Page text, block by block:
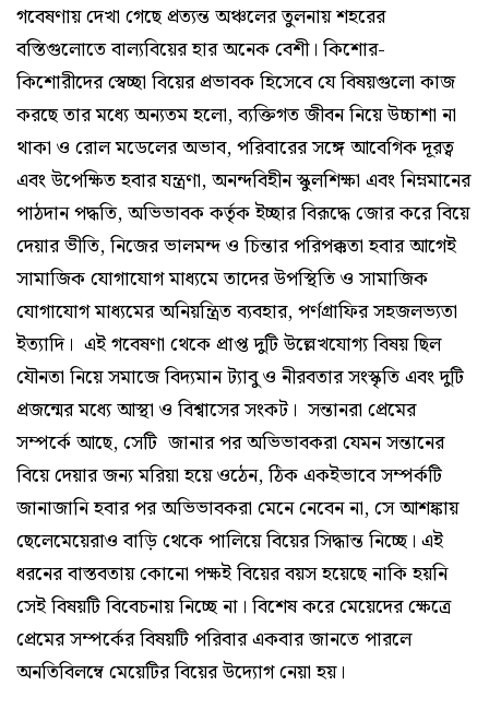
গবেষণায় দেখা গেছে প্রত্যন্ত অঞ্চলের তুলনায় শহরের
বস্তিগুলোতে বাল্যবিয়ের হার অনেক বেশী। কিশোর-
কিশোরীদের স্বেচ্ছা বিয়ের প্রভাবক হিসেবে যে বিষয়গুলো কাজ
করছে তার মধ্যে অন্যতম হলো, ব্যক্তিগত জীবন নিয়ে উচ্চাশা না
থাকা ও রোল মডেলের অভাব, পরিবারের সঙ্গে আবেগিক দূরত্ব
এবং উপেক্ষিত হবার যন্ত্রণা, অনন্দবিহীন স্কুলশিক্ষা এবং নিম্নমানের
পাঠদান পদ্ধতি, অভিভাবক কর্তৃক ইচ্ছার বিরূদ্ধে জোর করে বিয়ে
দেয়ার ভীতি, নিজের ভালমন্দ ও চিন্তার পরিপক্কতা হবার আগেই
সামাজিক যোগাযোগ মাধ্যমে তাদের উপস্থিতি ও সামাজিক
যোগাযোগ মাধ্যমের অনিয়ন্ত্রিত ব্যবহার, পর্ণগ্রাফির সহজলভ্যতা
ইত্যাদি। এই গবেষণা থেকে প্রাপ্ত দুটি উল্লেখযোগ্য বিষয় ছিল
যৌনতা নিয়ে সমাজে বিদ্যমান ট্যাবু ও নীরবতার সংস্কৃতি এবং দুটি
প্রজন্মের মধ্যে আস্থা ও বিশ্বাসের সংকট। সন্তানরা প্রেমের
সম্পর্কে আছে, সেটি জানার পর অভিভাবকরা যেমন সন্তানের
বিয়ে দেয়ার জন্য মরিয়া হয়ে ওঠেন, ঠিক একইভাবে সম্পর্কটি
জানাজানি হবার পর অভিভাবকরা মেনে নেবেন না, সে আশঙ্কায়
ছেলেমেয়েরাও বাড়ি থেকে পালিয়ে বিয়ের সিদ্ধান্ত নিচ্ছে। এই
ধরনের বাস্তবতায় কোনো পক্ষই বিয়ের বয়স হয়েছে নাকি হয়নি
সেই বিষয়টি বিবেচনায় নিচ্ছে না। বিশেষ করে মেয়েদের ক্ষেত্রে
প্রেমের সম্পর্কের বিষয়টি পরিবার একবার জানতে পারলে
অনতিবিলম্বে মেয়েটির বিয়ের উদ্যোগ নেয়া হয়।